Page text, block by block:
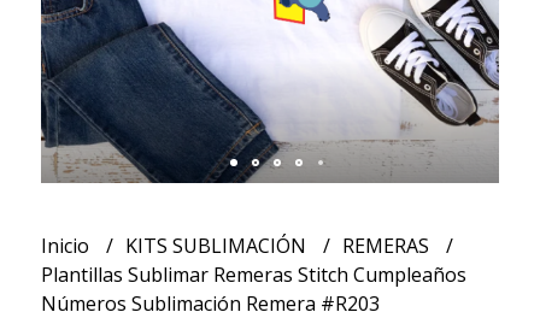
Inicio KITS SUBLIMACIÓN
REMERAS
Plantillas Sublimar Remeras Stitch Cumpleaños
Números Sublimación Remera #R203